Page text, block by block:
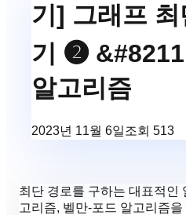
기] 그래프
기 ❷
알고리즘
2023년 11월 6일조회 513
최단 경로를 구하는 대표적인
고리즘, 벨만-포드 알고리즘